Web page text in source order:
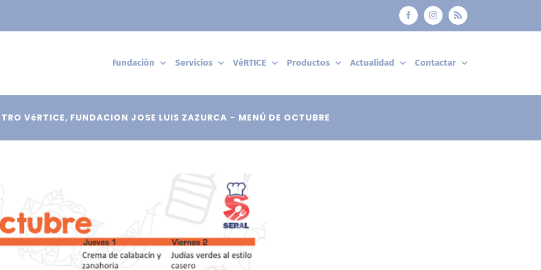
FacebookInstagramRss
Fundación Servicios VéRTICE Productos Actualidad Contactar
VéRTICE FUNDACION JOSE LUIS ZAZURCA MENÚ DE OCTUBRE